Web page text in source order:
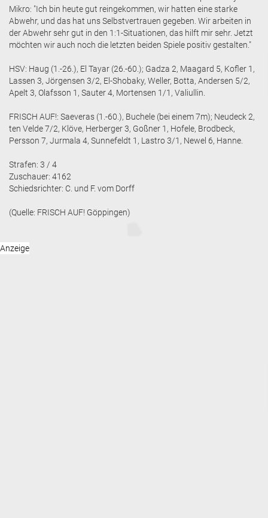
Mikro: "Ich bin heute gut reingekommen, wir hatten eine starke
Abwehr, und das hat uns Selbstvertrauen gegeben. Wir arbeiten in
der Abwehr sehr gut in den 1:1-Situationen, das hilft mir sehr. Jetzt
möchten wir auch noch die letzten beiden Spiele positiv gestalten."
HSV: Haug (1.-26.), El Tayar (26.-60.); Gadza 2, Maagard 5, Kofler 1,
Lassen 3, Jörgensen 3/2, El-Shobaky, Weller, Botta, Andersen 5/2,
Apelt 3, Olafsson 1, Sauter 4, Mortensen 1/1, Valiullin.
FRISCH AUF!: Saeveras (1.-60.), Buchele (bei einem 7m); Neudeck 2,
ten Velde 7/2, Klöve, Herberger 3, Goßner 1, Hofele, Brodbeck,
Persson 7, Jurmala 4, Sunnefeldt 1, Lastro 3/1, Newel 6, Hanne.
Strafen: 3 / 4
Zuschauer: 4162
Schiedsrichter: C. und F. vom Dorff
(Quelle: FRISCH AUF! Göppingen)